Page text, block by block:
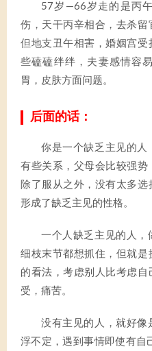
57岁—66岁走的是丙
伤，天干丙辛相合，去杀留
但地支丑午相害，婚姻宫
些磕磕绊绊，夫妻感情容
胃，皮肤方面问题。
后面的话：
你是一个缺乏主见的人
有些关系，父母会比较强
除了服从之外，没有太多
形成了缺乏主见的性格。
一个人缺乏主见的人，
细枝末节都想抓住，但就是
的看法，考虑别人比考虑
受，痛苦。
没有主见的人，就好像
浮不定，遇到事情即使有自